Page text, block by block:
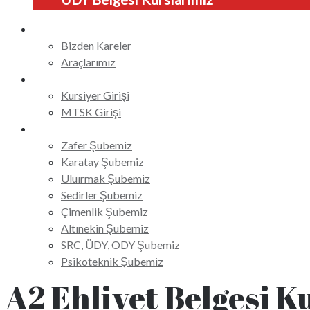
Bizden Kareler
Araçlarımız
Kursiyer Girişi
MTSK Girişi
Zafer Şubemiz
Karatay Şubemiz
Uluırmak Şubemiz
Sedirler Şubemiz
Çimenlik Şubemiz
Altınekin Şubemiz
SRC, ÜDY, ODY Şubemiz
Psikoteknik Şubemiz
A2 Ehliyet Belgesi